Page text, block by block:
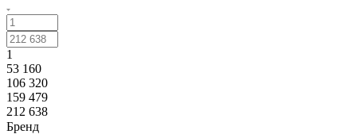
1
53 160
106 320
159 479
212 638
Бренд